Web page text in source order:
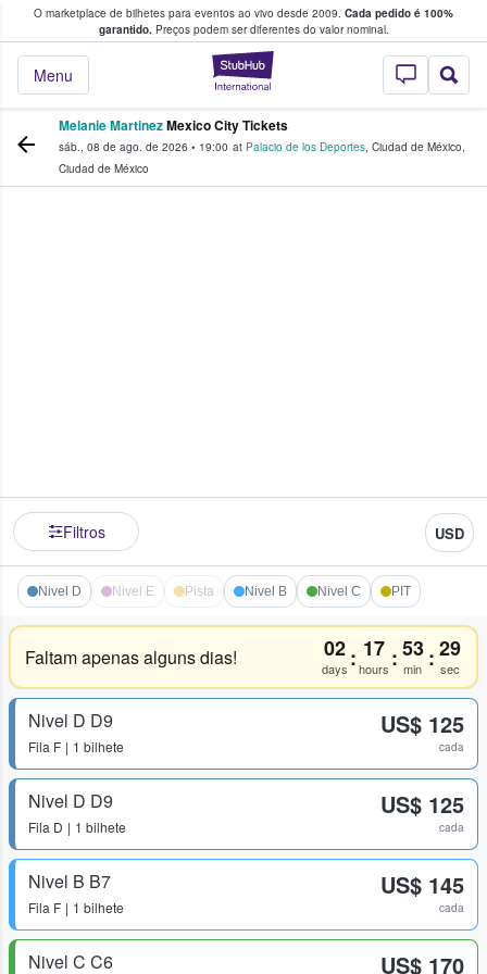
O marketplace de bilhetes para eventos ao vivo desde 2009. Cada pedido é 100%
garantido.Preços podem ser diferentes do valor nominal.
StubHub – onde
Menu
fãs compram e vendem bilhetes
Melanie MartinezMexico City Tickets
sáb., 08 de ago. de 2026 • 19:00 at Palacio de los Deportes, Ciudad de México,
Ciudad de México
Filtros USD
Nivel D Nivel E Pista Nivel B Nivel C PIT
Faltam apenas alguns dias! 02
days : 17
hours :53
min :29
sec
Nivel D D9
Fila F 1 bilhete
US$ 125
cada
Nivel D D9
Fila D 1 bilhete
US$ 125
cada
Nivel B B7
Fila F 1 bilhete
US$ 145
cada
Nivel C C6 US$ 170